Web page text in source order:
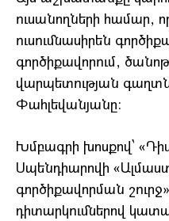
ուսանողների համար,
ուսումնասիրեն
գործիքավորում,
վարպետության
Փահլեվանյանը:
Խմբագրի խոսքով՝
Սպենդիարովի
գործիքավորման
դիտարկումներով